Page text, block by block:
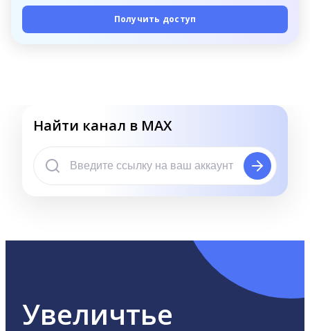
Получить доступ
Найти канал в MAX
Увеличтье